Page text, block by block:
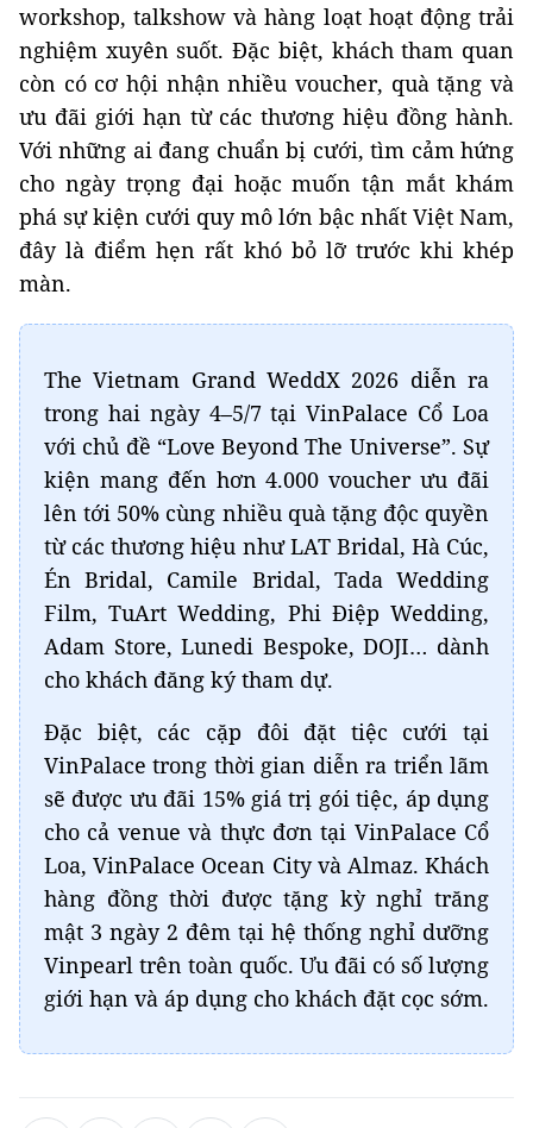
workshop, talkshow và hàng loạt hoạt động trải
nghiệm xuyên suốt. Đặc biệt, khách tham quan
còn có cơ hội nhận nhiều voucher, quà tặng và
ưu đãi giới hạn từ các thương hiệu đồng hành.
Với những ai đang chuẩn bị cưới, tìm cảm hứng
cho ngày trọng đại hoặc muốn tận mắt khám
phá sự kiện cưới quy mô lớn bậc nhất Việt Nam,
đây là điểm hẹn rất khó bỏ lỡ trước khi khép
màn.
The Vietnam Grand WeddX 2026 diễn ra
trong hai ngày 4–5/7 tại VinPalace Cổ Loa
với chủ đề “Love Beyond The Universe”. Sự
kiện mang đến hơn 4.000 voucher ưu đãi
lên tới 50% cùng nhiều quà tặng độc quyền
từ các thương hiệu như LAT Bridal, Hà Cúc,
Én Bridal, Camile Bridal, Tada Wedding
Film, TuArt Wedding, Phi Điệp Wedding,
Adam Store, Lunedi Bespoke, DOJI… dành
cho khách đăng ký tham dự.
Đặc biệt, các cặp đôi đặt tiệc cưới tại
VinPalace trong thời gian diễn ra triển lãm
sẽ được ưu đãi 15% giá trị gói tiệc, áp dụng
cho cả venue và thực đơn tại VinPalace Cổ
Loa, VinPalace Ocean City và Almaz. Khách
hàng đồng thời được tặng kỳ nghỉ trăng
mật 3 ngày 2 đêm tại hệ thống nghỉ dưỡng
Vinpearl trên toàn quốc. Ưu đãi có số lượng
giới hạn và áp dụng cho khách đặt cọc sớm.